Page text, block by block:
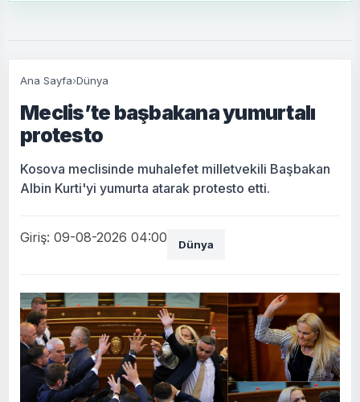
Ana Sayfa›Dünya
Meclis’te başbakana yumurtalı
protesto
Kosova meclisinde muhalefet milletvekili Başbakan
Albin Kurti'yi yumurta atarak protesto etti.
Giriş: 09-08-2026 04:00 Dünya